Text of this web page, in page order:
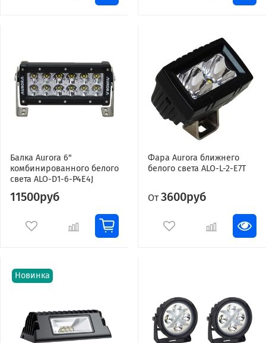
Балка Aurora 6"
комбинированного белого
света ALO-D1-6-P4E4J
11500руб
Фара Aurora ближнего
белого света ALO-L-2-E7T
От 3600руб
Новинка